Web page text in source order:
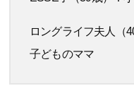
ロングライフ夫人（
子どものママ